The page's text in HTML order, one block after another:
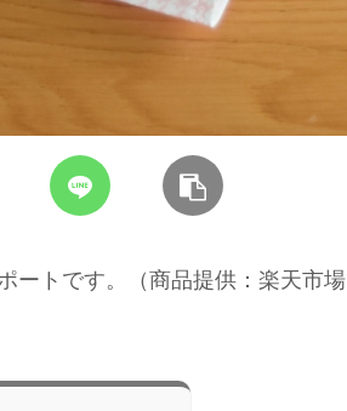
ートです。（商品提供：楽天市場